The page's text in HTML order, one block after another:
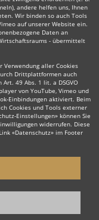
andere helfen uns, Ihnen
Wir binden so auch Tools
auf unserer Website ein.
Daten an
- übermittelt
Verwendung aller Cookies
Drittplattformen auch
49 Abs. 1 lit. a DSGVO
von YouTube, Vimeo und
Einbindungen aktiviert. Beim
Cookies und Tools externer
Einstellungen» können Sie
widerrufen. Diese
«Datenschutz» im Footer